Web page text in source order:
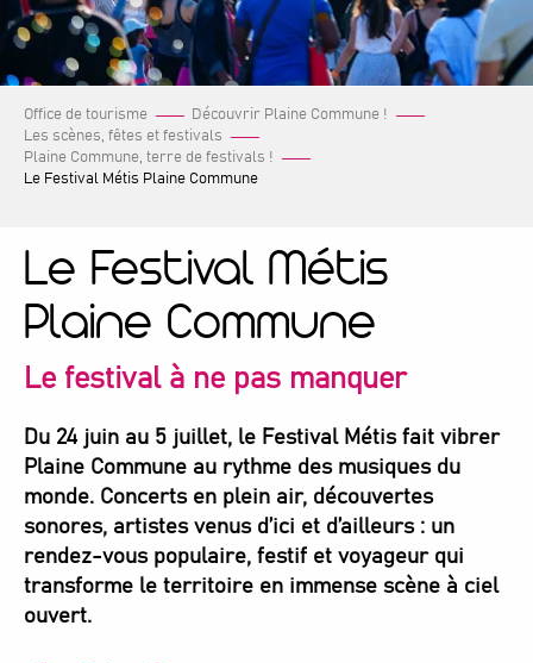
Office de tourisme
Découvrir Plaine Commune !
Les scènes, fêtes et festivals
Plaine Commune, terre de festivals !
Le Festival Métis Plaine Commune
Le Festival Métis
Plaine Commune
Le festival à ne pas manquer
Du 24 juin au 5 juillet, le Festival Métis fait vibrer
Plaine Commune au rythme des musiques du
monde. Concerts en plein air, découvertes
sonores, artistes venus d’ici et d’ailleurs : un
rendez-vous populaire, festif et voyageur qui
transforme le territoire en immense scène à ciel
ouvert.